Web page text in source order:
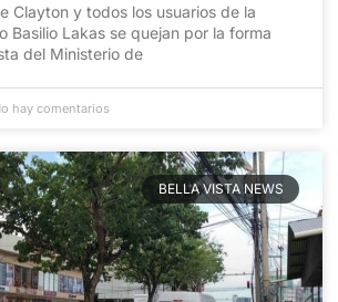
Clayton y todos los usuarios de la
Basilio Lakas se quejan por la forma
del Ministerio de
hay comentarios
BELLA VISTA NEWS